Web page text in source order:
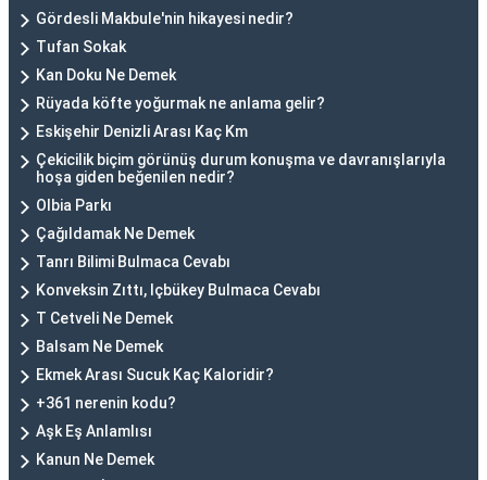
Gördesli Makbule'nin hikayesi nedir?
Tufan Sokak
Kan Doku Ne Demek
Rüyada köfte yoğurmak ne anlama gelir?
Eskişehir Denizli Arası Kaç Km
Çekicilik biçim görünüş durum konuşma ve davranışlarıyla
hoşa giden beğenilen nedir?
Olbia Parkı
Çağıldamak Ne Demek
Tanrı Bilimi Bulmaca Cevabı
Konveksin Zıttı, Içbükey Bulmaca Cevabı
T Cetveli Ne Demek
Balsam Ne Demek
Ekmek Arası Sucuk Kaç Kaloridir?
+361 nerenin kodu?
Aşk Eş Anlamlısı
Kanun Ne Demek